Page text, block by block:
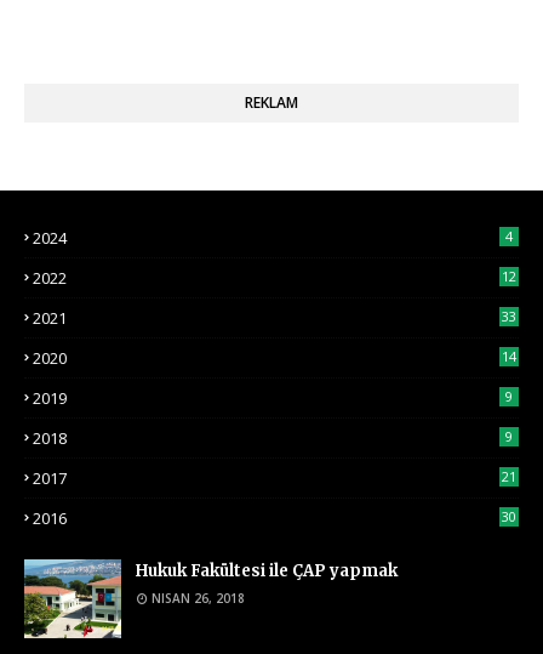
REKLAM
2024 4
2022 12
2021 33
2020 14
2019 9
2018 9
2017 21
2016 30
Hukuk Fakültesi ile ÇAP yapmak
NISAN 26, 2018